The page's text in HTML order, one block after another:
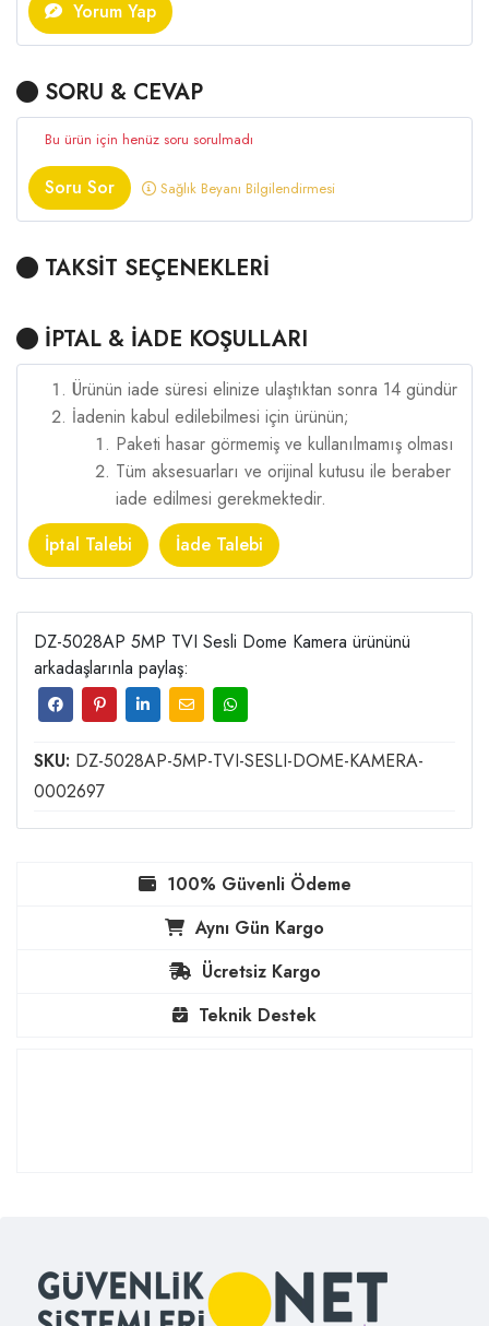
Yorum Yap
SORU & CEVAP
Bu ürün için henüz soru sorulmadı
Soru Sor Sağlık Beyanı Bilgilendirmesi
TAKSİT SEÇENEKLERİ
İPTAL & İADE KOŞULLARI
Ürünün iade süresi elinize ulaştıktan sonra 14 gündür
İadenin kabul edilebilmesi için ürünün;
Paketi hasar görmemiş ve kullanılmamış olması
Tüm aksesuarları ve orijinal kutusu ile beraber
iade edilmesi gerekmektedir.
İptal Talebi
İade Talebi
DZ-5028AP 5MP TVI Sesli Dome Kamera ürününü
arkadaşlarınla paylaş:
SKU: DZ-5028AP-5MP-TVI-SESLI-DOME-KAMERA-
0002697
100% Güvenli Ödeme
Aynı Gün Kargo
Ücretsiz Kargo
Teknik Destek